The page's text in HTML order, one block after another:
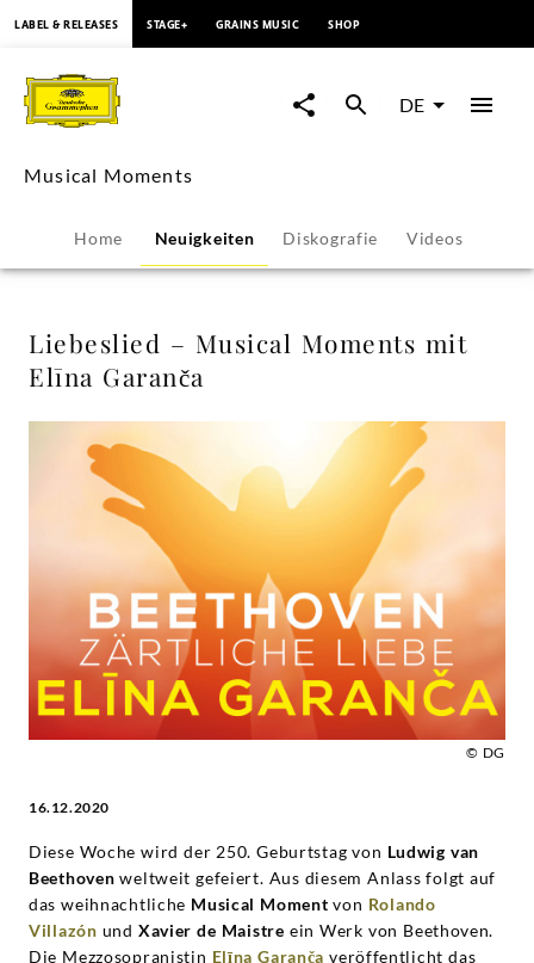
Liebeslied
Musical
Moments
mit
Elīna
Garanča
Musical
Moments
Deutsche
Grammophon
LABEL & RELEASES STAGE+ GRAINS MUSIC SHOP
DE
Musical Moments
Home Neuigkeiten Diskografie Videos
Liebeslied – Musical Moments mit
Elīna Garanča
© DG
16.12.2020
Diese Woche wird der 250. Geburtstag von Ludwig van
Beethoven weltweit gefeiert. Aus diesem Anlass folgt auf
das weihnachtliche Musical Moment von Rolando
Villazón und Xavier de Maistre ein Werk von Beethoven.
Die Mezzosopranistin Elīna Garanča veröffentlicht das